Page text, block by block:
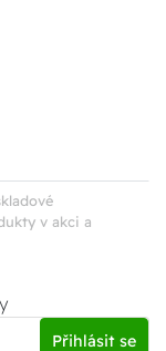
v akci a
Přihlásit se